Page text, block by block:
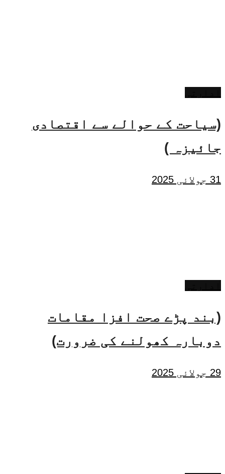
(سیاحت کے حوالے سے اقتصادی
جائیزہ )
31 جولائی 2025
(بند پڑے صحت افزا مقامات
دوبارہ کھولنے کی ضرورت)
29 جولائی 2025